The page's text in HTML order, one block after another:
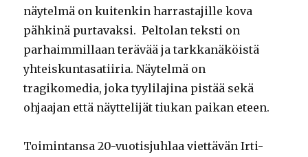
näytelmä on kuitenkin harrastajille kova
pähkinä purtavaksi. Peltolan teksti on
parhaimmillaan terävää ja tarkkanäköistä
yhteiskuntasatiiria. Näytelmä on
tragikomedia, joka tyylilajina pistää sekä
ohjaajan että näyttelijät tiukan paikan eteen.
Toimintansa 20-vuotisjuhlaa viettävän Irti-